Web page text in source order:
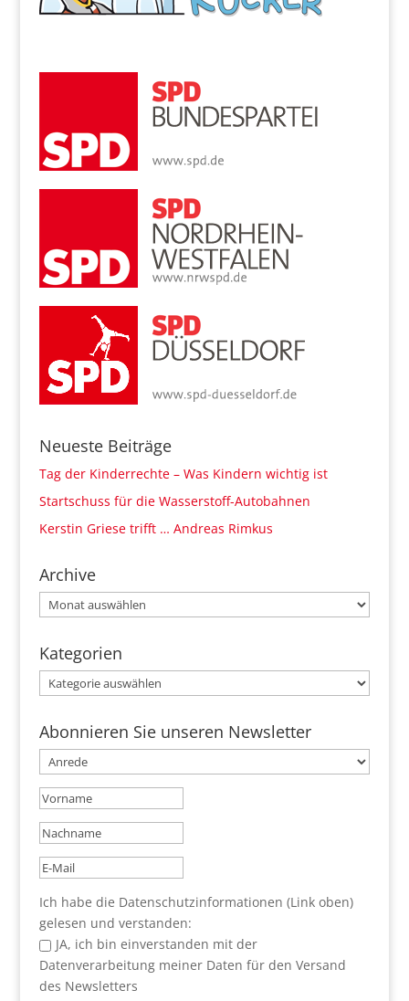
Neueste Beiträge
Tag der Kinderrechte – Was Kindern wichtig ist
Startschuss für die Wasserstoff-Autobahnen
Kerstin Griese trifft … Andreas Rimkus
Archive
Archive
Kategorien
Kategorien
Abonnieren Sie unseren Newsletter
Ich habe die Datenschutzinformationen (Link oben)
gelesen und verstanden:
JA, ich bin einverstanden mit der
Datenverarbeitung meiner Daten für den Versand
des Newsletters